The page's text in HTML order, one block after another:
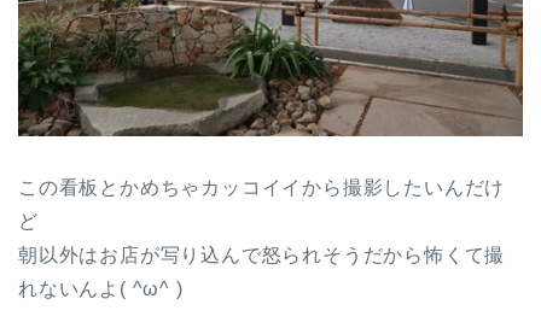
この看板とかめちゃカッコイイから撮影したいんだけ
ど
朝以外はお店が写り込んで怒られそうだから怖くて撮
れないんよ( ^ω^ )